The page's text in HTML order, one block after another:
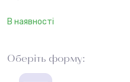
В наявності
Оберіть форму: